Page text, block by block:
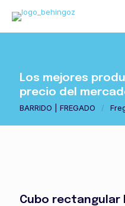
Los mejores
precio del
BARRIDO | FREGADO /
Cubo rectangular